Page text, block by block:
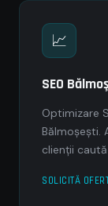
📈
SEO
Optimizare
Bălmoşeşti.
clienții
SOLICITĂ